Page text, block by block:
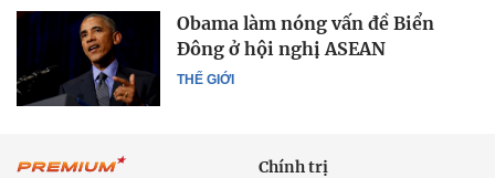
THẾ GIỚI
Obama làm nóng vấn đề Biển
Đông ở hội nghị ASEAN
Chính trị